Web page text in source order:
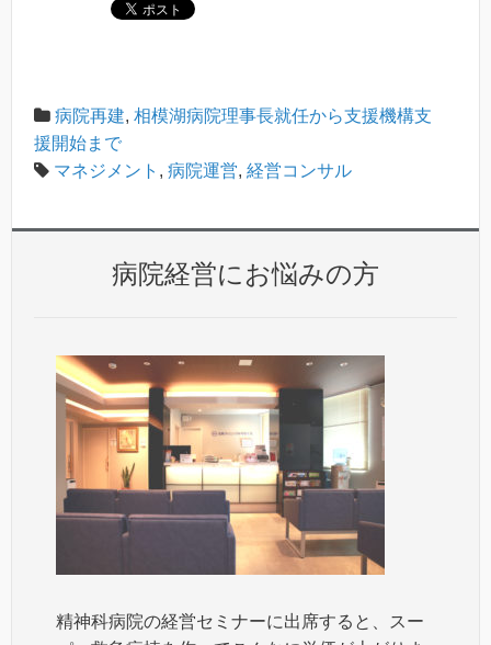
病院再建, 相模湖病院理事長就任から支援機構支
援開始まで
マネジメント , 病院運営, 経営コンサル
病院経営にお悩みの方
精神科病院の経営セミナーに出席すると、スー